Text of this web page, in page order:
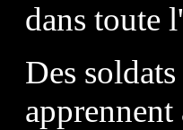
dans toute
Des